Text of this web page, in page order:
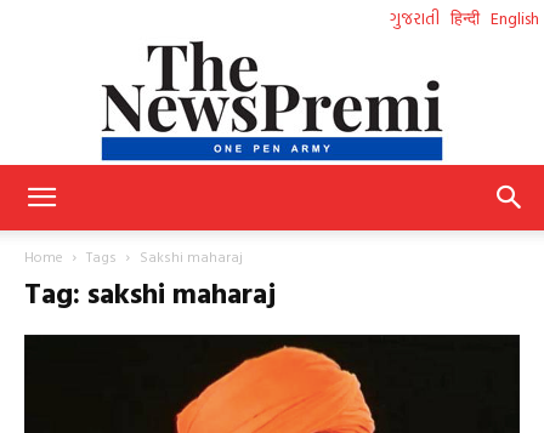
ગુજરાતી हिन्दी English
Home Tags Sakshi maharaj
Tag: sakshi maharaj